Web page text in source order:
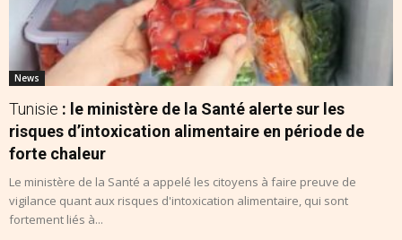
News
Tunisie : le ministère de la Santé alerte sur les
risques d’intoxication alimentaire en période de
forte chaleur
Le ministère de la Santé a appelé les citoyens à faire preuve de
vigilance quant aux risques d'intoxication alimentaire, qui sont
fortement liés à...